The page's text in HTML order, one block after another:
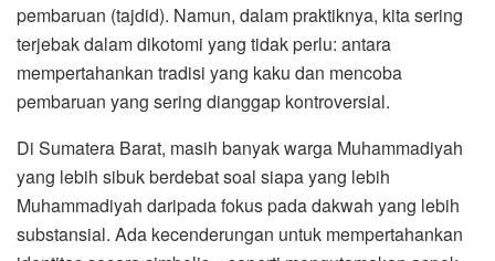
pembaruan (tajdid). Namun, dalam praktiknya, kita sering
terjebak dalam dikotomi yang tidak perlu: antara
mempertahankan tradisi yang kaku dan mencoba
pembaruan yang sering dianggap kontroversial.
Di Sumatera Barat, masih banyak warga Muhammadiyah
yang lebih sibuk berdebat soal siapa yang lebih
Muhammadiyah daripada fokus pada dakwah yang lebih
substansial. Ada kecenderungan untuk mempertahankan